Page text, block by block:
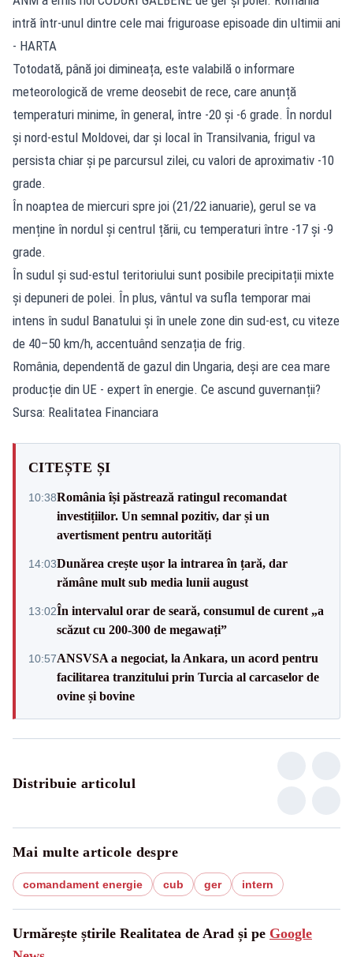
intră într-unul dintre cele mai friguroase episoade din ultimii ani
- HARTA
Totodată, până joi dimineața, este valabilă o informare
meteorologică de vreme deosebit de rece, care anunță
temperaturi minime, în general, între -20 și -6 grade. În nordul
și nord-estul Moldovei, dar și local în Transilvania, frigul va
persista chiar și pe parcursul zilei, cu valori de aproximativ -10
grade.
În noaptea de miercuri spre joi (21/22 ianuarie), gerul se va
menține în nordul și centrul țării, cu temperaturi între -17 și -9
grade.
În sudul și sud-estul teritoriului sunt posibile precipitații mixte
și depuneri de polei. În plus, vântul va sufla temporar mai
intens în sudul Banatului și în unele zone din sud-est, cu viteze
de 40–50 km/h, accentuând senzația de frig.
România, dependentă de gazul din Ungaria, deși are cea mare
producție din UE - expert în energie. Ce ascund guvernanții?
Sursa: Realitatea Financiara
CITEȘTE ȘI
10:38România își păstrează ratingul recomandat
investițiilor. Un semnal pozitiv, dar și un
avertisment pentru autorități
14:03Dunărea crește ușor la intrarea în țară, dar
rămâne mult sub media lunii august
13:02În intervalul orar de seară, consumul de curent „a
scăzut cu 200-300 de megawați”
10:57ANSVSA a negociat, la Ankara, un acord pentru
facilitarea tranzitului prin Turcia al carcaselor de
ovine și bovine
Distribuie articolul
Mai multe articole despre
comandament energie cub ger intern
Urmărește știrile Realitatea de Arad și pe Google